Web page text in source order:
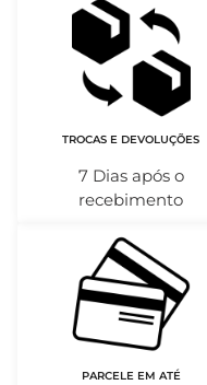
TROCAS E DEVOLUÇÕES
7 Dias após o
recebimento
PARCELE EM ATÉ